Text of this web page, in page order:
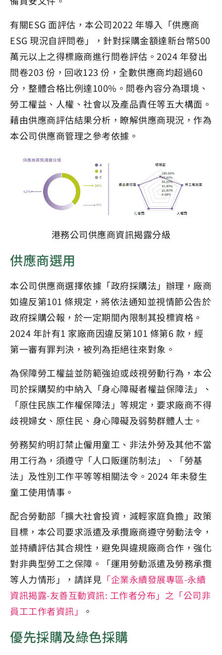
有關ESG 面評估，本公司2022 年導入「供應商
ESG 現況自評問卷」，針對採購金額達新台幣500
萬元以上之得標廠商進行問卷評估。2024 年發出
問卷203 份，回收123 份，全數供應商均超過60
分，整體合格比例達100%。問卷內容分為環境、
勞工權益、人權、社會以及產品責任等五大構面。
藉由供應商評估結果分析，瞭解供應商現況，作為
本公司供應商管理之參考依據。
港務公司供應商資訊揭露分級
供應商選用
本公司供應商選擇依據「政府採購法」辦理，廠商
如違反第101 條規定，將依法通知並視情節公告於
政府採購公報，於一定期間內限制其投標資格。
2024 年計有1 家廠商因違反第101 條第6 款，經
第一審有罪判決，被列為拒絕往來對象。
為保障勞工權益並防範強迫或歧視勞動行為，本公
司於採購契約中納入「身心障礙者權益保障法」、
「原住民族工作權保障法」等規定，要求廠商不得
歧視婦女、原住民、身心障礙及弱勢群體人士。
勞務契約明訂禁止僱用童工、非法外勞及其他不當
用工行為，須遵守「人口販運防制法」、「勞基
法」及性別工作平等等相關法令。2024 年未發生
童工使用情事。
配合勞動部「擴大社會投資，減輕家庭負擔」政策
目標，本公司要求派遣及承攬廠商遵守勞動法令，
並持續評估其合規性，避免與違規廠商合作，強化
對非典型勞工之保障。「運用勞動派遣及勞務承攬
等人力情形」，請詳見 「企業永續發展專區-永續
資訊揭露-友善互動資訊: 工作者分布」之「公司非
員工工作者資訊」
。
優先採購及綠色採購